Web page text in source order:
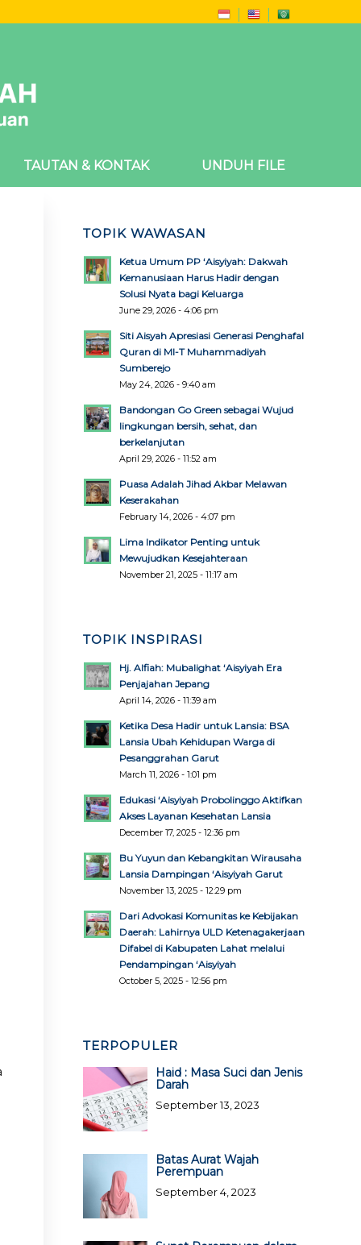
TAUTAN & KONTAK UNDUH FILE
TOPIK WAWASAN
Ketua Umum PP ‘Aisyiyah: Dakwah
Kemanusiaan Harus Hadir dengan
Solusi Nyata bagi Keluarga
June 29, 2026 - 4:06 pm
Siti Aisyah Apresiasi Generasi Penghafal
Quran di MI-T Muhammadiyah
Sumberejo
May 24, 2026 - 9:40 am
Bandongan Go Green sebagai Wujud
lingkungan bersih, sehat, dan
berkelanjutan
April 29, 2026 - 11:52 am
Puasa Adalah Jihad Akbar Melawan
Keserakahan
February 14, 2026 - 4:07 pm
Lima Indikator Penting untuk
Mewujudkan Kesejahteraan
November 21, 2025 - 11:17 am
TOPIK INSPIRASI
Hj. Alfiah: Mubalighat ‘Aisyiyah Era
Penjajahan Jepang
April 14, 2026 - 11:39 am
Ketika Desa Hadir untuk Lansia: BSA
Lansia Ubah Kehidupan Warga di
Pesanggrahan Garut
March 11, 2026 - 1:01 pm
Edukasi ‘Aisyiyah Probolinggo Aktifkan
Akses Layanan Kesehatan Lansia
December 17, 2025 - 12:36 pm
Bu Yuyun dan Kebangkitan Wirausaha
Lansia Dampingan ‘Aisyiyah Garut
November 13, 2025 - 12:29 pm
Dari Advokasi Komunitas ke Kebijakan
Daerah: Lahirnya ULD Ketenagakerjaan
Difabel di Kabupaten Lahat melalui
Pendampingan ‘Aisyiyah
October 5, 2025 - 12:56 pm
TERPOPULER
Haid : Masa Suci dan Jenis
Darah
September 13, 2023
Batas Aurat Wajah
Perempuan
September 4, 2023